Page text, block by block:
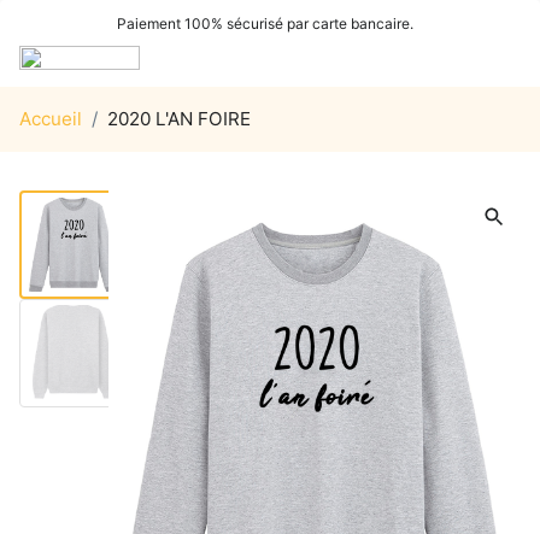
Paiement 100% sécurisé par carte bancaire.
Accueil / 2020 L'AN FOIRE